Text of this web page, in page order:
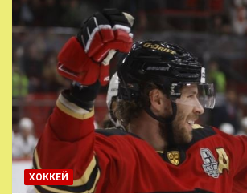
ХОККЕЙ